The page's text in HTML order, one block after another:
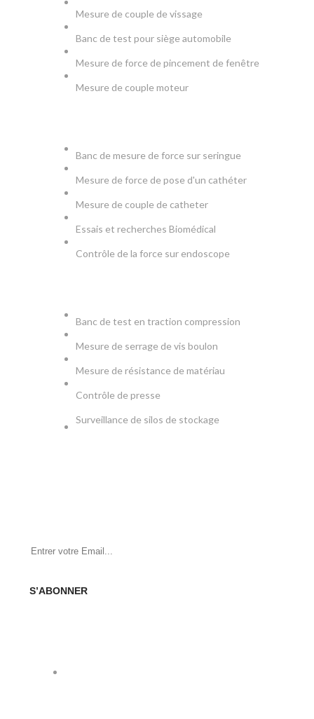
Mesure de couple de vissage
Banc de test pour siège automobile
Mesure de force de pincement de fenêtre
Mesure de couple moteur
Banc de mesure de force sur seringue
Mesure de force de pose d'un cathéter
Mesure de couple de catheter
Essais et recherches Biomédical
Contrôle de la force sur endoscope
Banc de test en traction compression
Mesure de serrage de vis boulon
Mesure de résistance de matériau
Contrôle de presse
Surveillance de silos de stockage
S’ABONNER